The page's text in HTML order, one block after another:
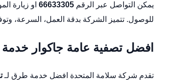
يمكن التواصل عبر الرقم 66633305 او زيارة
للوصول. تتميز الشركة بدقة العمل، السرعة،
افضل تصفية عامة جاكوار
تقدم شركة سلامة المتحدة افضل خدمة طرق لـ